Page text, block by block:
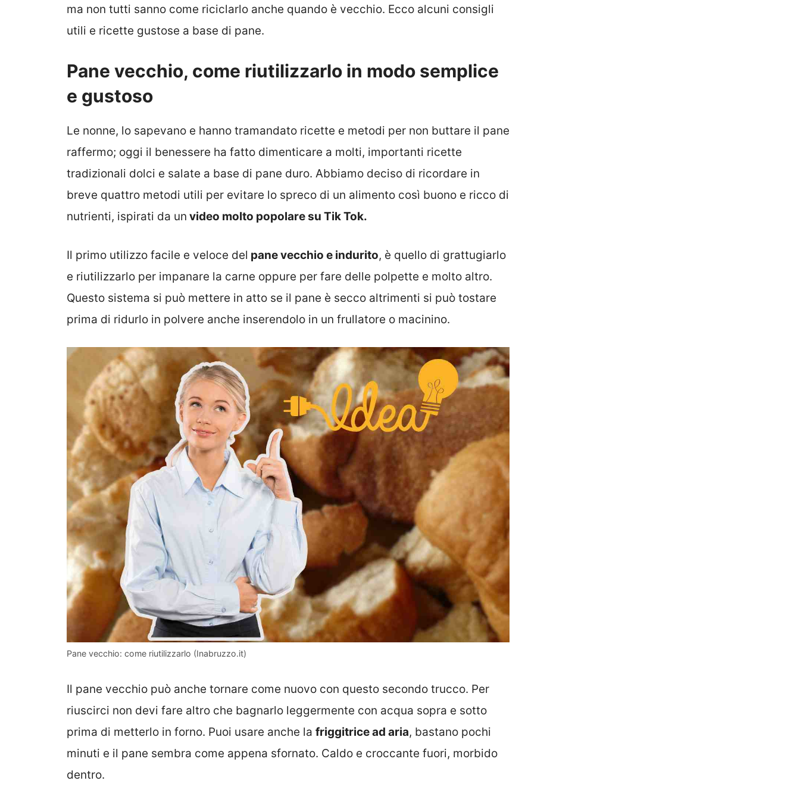
ma non tutti sanno come riciclarlo anche quando è vecchio. Ecco alcuni consigli
utili e ricette gustose a base di pane.
Pane vecchio, come riutilizzarlo in modo semplice
e gustoso
Le nonne, lo sapevano e hanno tramandato ricette e metodi per non buttare il pane
raffermo; oggi il benessere ha fatto dimenticare a molti, importanti ricette
tradizionali dolci e salate a base di pane duro. Abbiamo deciso di ricordare in
breve quattro metodi utili per evitare lo spreco di un alimento così buono e ricco di
nutrienti, ispirati da un video molto popolare su Tik Tok.
Il primo utilizzo facile e veloce del pane vecchio e indurito, è quello di grattugiarlo
e riutilizzarlo per impanare la carne oppure per fare delle polpette e molto altro.
Questo sistema si può mettere in atto se il pane è secco altrimenti si può tostare
prima di ridurlo in polvere anche inserendolo in un frullatore o macinino.
Pane vecchio: come riutilizzarlo (Inabruzzo.it)
Il pane vecchio può anche tornare come nuovo con questo secondo trucco. Per
riuscirci non devi fare altro che bagnarlo leggermente con acqua sopra e sotto
prima di metterlo in forno. Puoi usare anche la friggitrice ad aria, bastano pochi
minuti e il pane sembra come appena sfornato. Caldo e croccante fuori, morbido
dentro.